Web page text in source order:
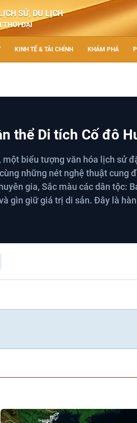
SỬ, DU LỊCH
THỜI ĐẠI
KINH TẾ & TÀI CHÍNH KHÁM PHÁ
thể Di tích Cố đô
biểu tượng văn hóa lịch sử
những nét nghệ thuật cung
gia, Sắc màu các dân tộc:
gìn giữ giá trị di sản. Đây là